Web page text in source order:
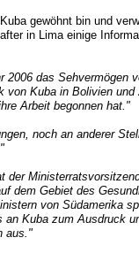
gewöhnt bin und
in Lima einige
das Sehvermögen
von Kuba in Bolivien
Arbeit begonnen hat."
noch an anderer
der
dem Gebiet des
von Südamerika
an Kuba zum Ausdruck
aus."